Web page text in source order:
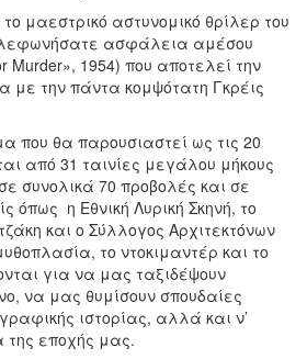
μαεστρικό αστυνομικό θρίλερ του
ασφάλεια αμέσου
1954) που αποτελεί την
με την πάντα κομψότατη Γκρέις
που θα παρουσιαστεί ως τις 20
από 31 ταινίες μεγάλου μήκους
συνολικά 70 προβολές και σε
όπως η Εθνική Λυρική Σκηνή, το
και ο Σύλλογος Αρχιτεκτόνων
το ντοκιμαντέρ και το
για να μας ταξιδέψουν
να μας θυμίσουν σπουδαίες
ιστορίας, αλλά και ν’
της εποχής μας.